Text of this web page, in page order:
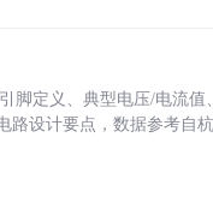
脚定义、典型电压/电流
设计要点，数据参考自